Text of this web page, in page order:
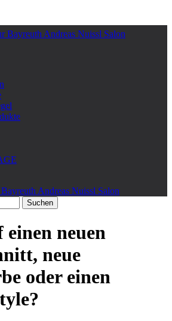
neuen
neue
oder einen